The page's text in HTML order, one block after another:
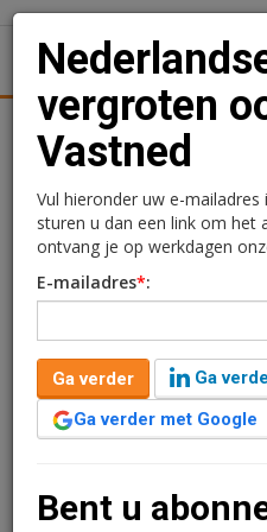
Uitgelicht
vergroten
Vastned
12 november 2014 om 13:37
Vastned kan weer op zoek
dankzij een geslaagde
Een syndicaat van banken
Belfius, BNP Paribas, ING
vergroten
Vastned
Vul hieronder uw e-
sturen u dan een link om het
ontvang je op werkdagen
E-mailadres*:
Ga verder
Ga
Ga verder met Google
Bent u